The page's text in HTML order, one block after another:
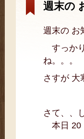
週末の
週末の お
すっか
ね。。。
さすが 大
さて、、
本日 20